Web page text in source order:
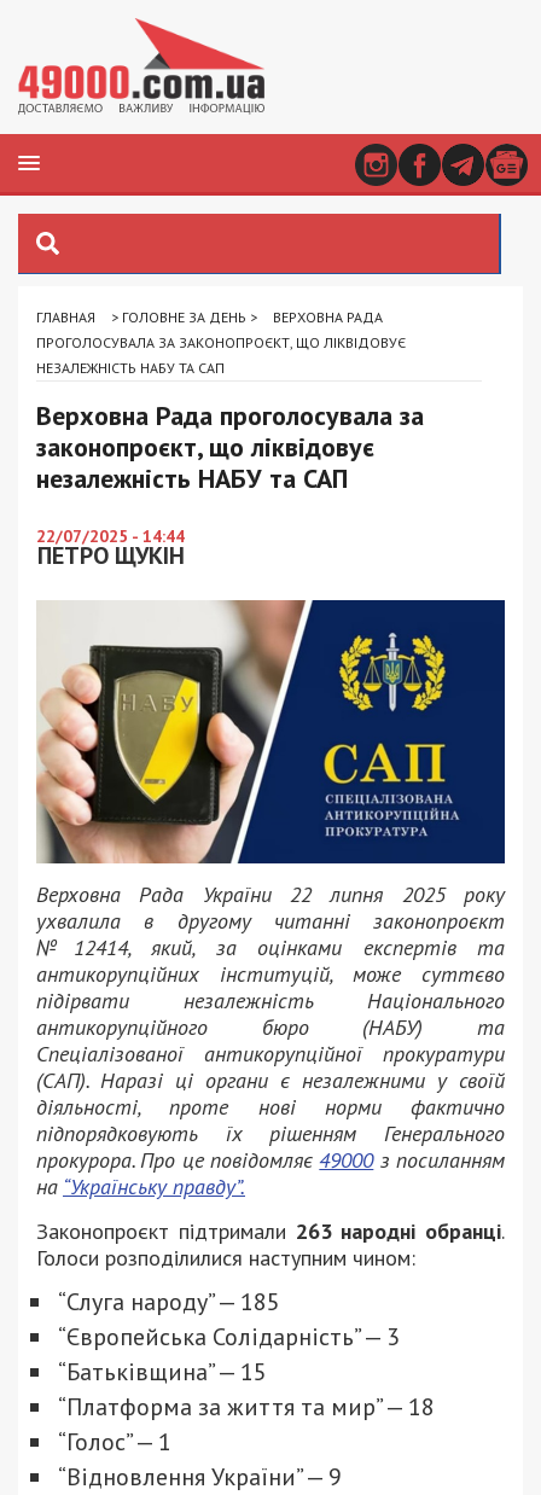
ГЛАВНАЯ > ГОЛОВНЕ ЗА ДЕНЬ >
ВЕРХОВНА РАДА
ПРОГОЛОСУВАЛА ЗА ЗАКОНОПРОЄКТ, ЩО ЛІКВІДОВУЄ
НЕЗАЛЕЖНІСТЬ НАБУ ТА САП
Верховна Рада проголосувала за
законопроєкт, що ліквідовує
незалежність НАБУ та САП
22/07/2025 - 14:44
ПЕТРО ЩУКІН
Верховна Рада України 22 липня 2025 року
ухвалила в другому читанні законопроєкт
№12414, який, за оцінками експертів та
антикорупційних інституцій, може суттєво
підірвати незалежність Національного
антикорупційного бюро (НАБУ) та
Спеціалізованої антикорупційної прокуратури
(САП). Наразі ці органи є незалежними у своїй
діяльності, проте нові норми фактично
підпорядковують їх рішенням Генерального
прокурора. Про це повідомляє49000з посиланням
на “Українську правду”.
Законопроєкт підтримали 263 народні обранці.
Голоси розподілилися наступним чином:
“Слуга народу” — 185
“Європейська Солідарність” — 3
“Батьківщина” — 15
“Платформа за життя та мир” — 18
“Голос” — 1
“Відновлення України” — 9